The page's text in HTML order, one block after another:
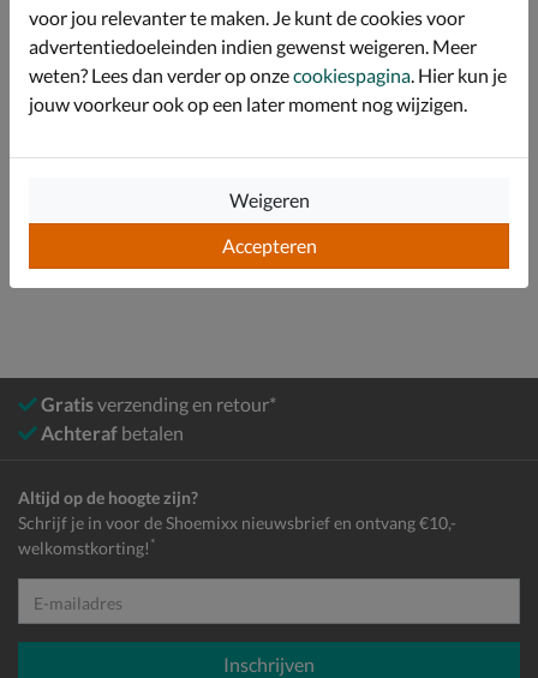
Specificaties
Sneakers
Gratisverzending en retour*
Achteraf betalen
Altijd op de hoogte zijn?
Schrijf je in voor de Shoemixx nieuwsbrief en ontvang €10,-
welkomstkorting! *
E-mailadres
Inschrijven
voor jou relevanter te maken. Je kunt de cookies voor
advertentiedoeleinden indien gewenst weigeren. Meer
weten? Lees dan verder op onzecookiespagina . Hier kun je
jouw voorkeur ook op een later moment nog wijzigen.
Accepteren
Weigeren